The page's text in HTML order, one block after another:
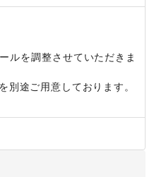
ルを調整させていただきま
途ご用意しております。